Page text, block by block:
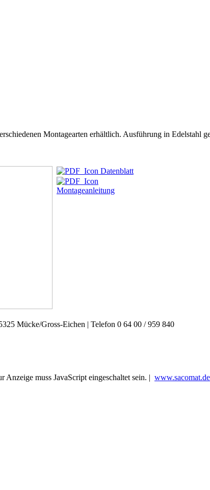
Montagearten erhältlich. Ausführung in
Datenblatt
Montageanleitung
Mücke/Gross-Eichen | Telefon 0 64 00 / 959 840
muss JavaScript eingeschaltet sein. | www.sacomat.de